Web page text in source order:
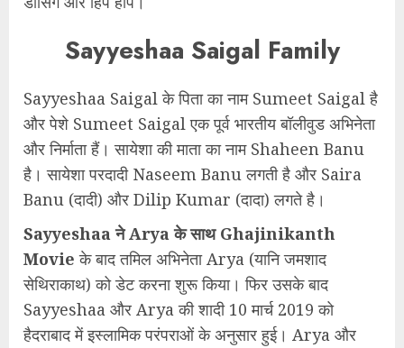
Sayyeshaa Saigal Family
Sayyeshaa Saigal के पिता का नाम Sumeet Saigal है
और पेशे Sumeet Saigal एक पूर्व भारतीय बॉलीवुड अभिनेता
और निर्माता हैं। सायेशा की माता का नाम Shaheen Banu
है। सायेशा परदादी Naseem Banu लगती है और Saira
Banu (दादी) और Dilip Kumar (दादा) लगते है।
Sayyeshaa ने Arya के साथ Ghajinikanth
Movie के बाद तमिल अभिनेता Arya (यानि जमशाद
सेथिराकाथ) को डेट करना शुरू किया। फिर उसके बाद
Sayyeshaa और Arya की शादी 10 मार्च 2019 को
हैदराबाद में इस्लामिक परंपराओं के अनुसार हुई। Arya और